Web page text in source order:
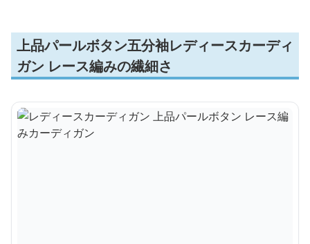
上品パールボタン五分袖レディースカーディ
ガン レース編みの繊細さ